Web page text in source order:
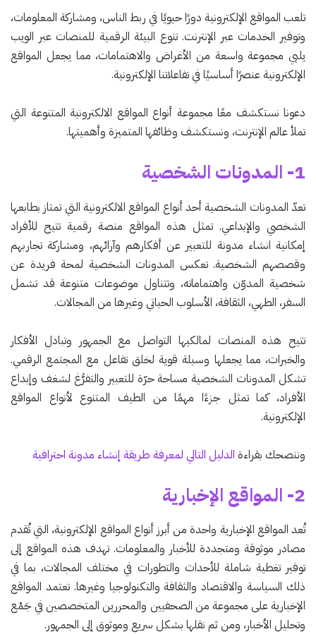
تلعب المواقع الإلكترونية دورًا حيويًا في ربط الناس، ومشاركة المعلومات،
وتوفير الخدمات عبر الإنترنت. تنوع البيئة الرقمية للمنصات عبر الويب
يلبي مجموعة واسعة من الأغراض والاهتمامات، مما يجعل المواقع
الإلكترونية عنصرًا أساسيًا في تفاعلاتنا الإلكترونية.
دعونا نستكشف معًا مجموعة أنواع المواقع الالكترونية المتنوعة التي
تملأ عالم الإنترنت، ونستكشف وظائفها المتميزة وأهميتها.
1- المدونات الشخصية
تعدّ المدونات الشخصية أحد أنواع المواقع الالكترونية التي تمتاز بطابعها
الشخصي والإبداعي. تمثل هذه المواقع منصة رقمية تتيح للأفراد
إمكانية انشاء مدونة للتعبير عن أفكارهم وآرائهم، ومشاركة تجاربهم
وقصصهم الشخصية. تعكس المدونات الشخصية لمحة فريدة عن
شخصية المدوّن واهتماماته، وتتناول موضوعات متنوعة قد تشمل
السفر، الطهي، الثقافة، الأسلوب الحياتي وغيرها من المجالات.
تتيح هذه المنصات لمالكيها التواصل مع الجمهور وتبادل الأفكار
والخبرات، مما يجعلها وسيلة قوية لخلق تفاعل مع المجتمع الرقمي.
تشكل المدونات الشخصية مساحة حرّة للتعبير والتفرُّغ لشغف وإبداع
الأفراد، كما تمثل جزءًا مهمًا من الطيف المتنوع لأنواع المواقع
الإلكترونية.
وننصحك بقراءة الدليل التالي لمعرفة طريقة إنشاء مدونة احترافية
2- المواقع الإخبارية
تُعد المواقع الإخبارية واحدة من أبرز أنواع المواقع الإلكترونية، التي تُقدم
مصادر موثوقة ومتجددة للأخبار والمعلومات. تهدف هذه المواقع إلى
توفير تغطية شاملة للأحداث والتطورات في مختلف المجالات، بما في
ذلك السياسة والاقتصاد والثقافة والتكنولوجيا وغيرها. تعتمد المواقع
الإخبارية على مجموعة من الصحفيين والمحررين المتخصصين في جَمْع
وتحليل الأخبار، ومن ثم نقلها بشكل سريع وموثوق إلى الجمهور.